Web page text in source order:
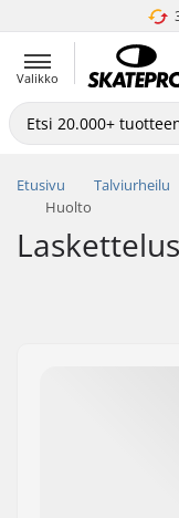
Valikko
Etusivu Talviurheilu
Huolto